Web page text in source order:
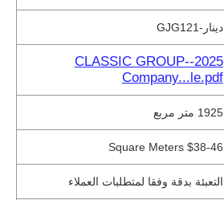
دينار-GJG121
2025--CLASSIC GROUP
Company...le.pdf
1925 متر مربع
$38-46 Square Meters
التعبئة بدقة وفقا لمتطلبات العملاء